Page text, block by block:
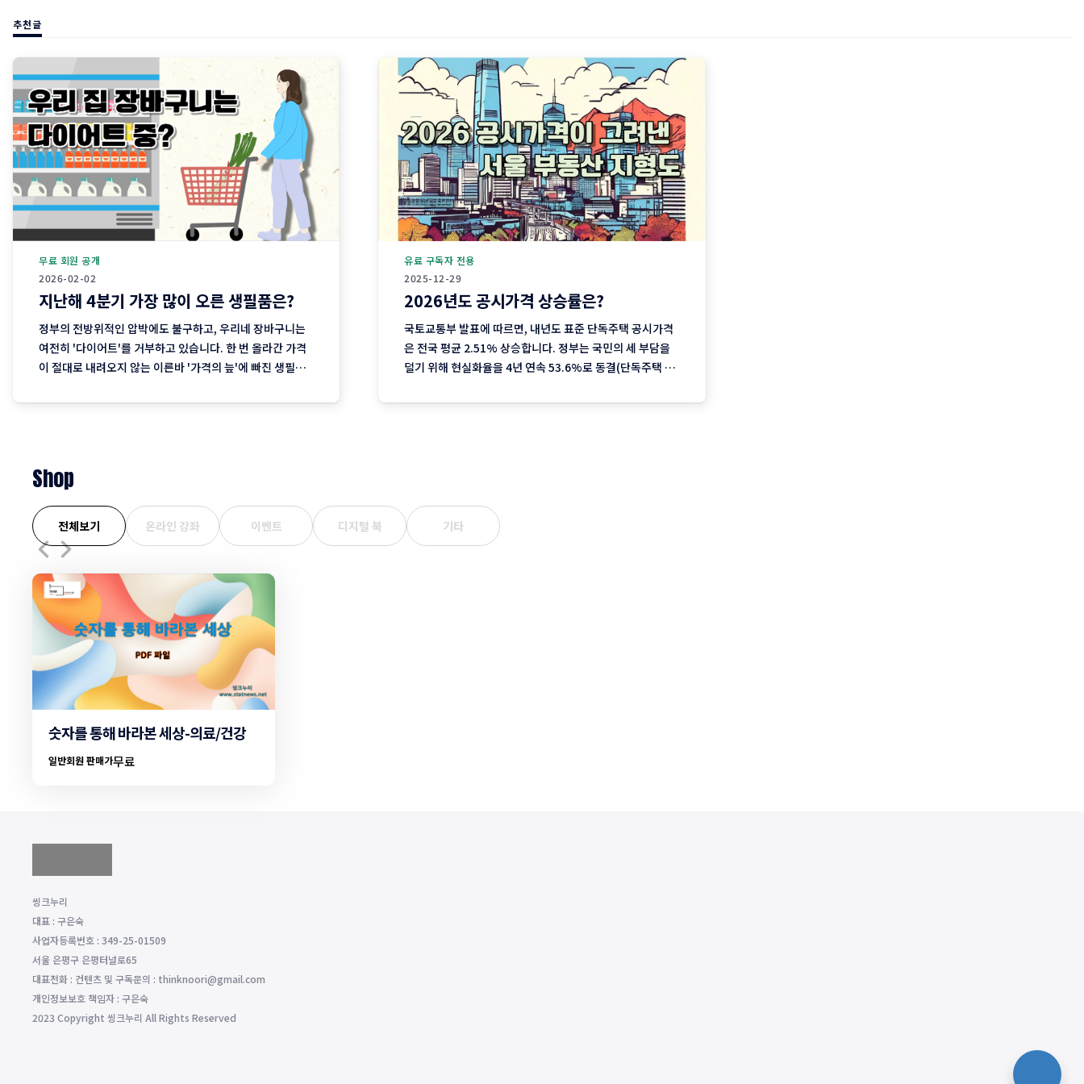
추천글
2026-02-02
무료 회원 공개
지난해 4분기 가장 많이 오른 생필품은?
정부의 전방위적인 압박에도 불구하고, 우리네 장바구니는
여전히 '다이어트'를 거부하고 있습니다. 한 번 올라간 가격
이 절대로 내려오지 않는 이른바 '가격의 늪'에 빠진 생필품
담, 이제는 '팩트'가 된 장바구니의 비명 퇴근길 마트에 들러
2025-12-29
유료 구독자 전용
2026년도 공시가격 상승률은?
국토교통부 발표에 따르면, 내년도 표준 단독주택 공시가격
은 전국 평균 2.51% 상승합니다. 정부는 국민의 세 부담을
덜기 위해 현실화율을 4년 연속 53.6%로 동결(단독주택 기
2023년 이후 3년째 오름폭이 커지는 추세입니다. 1. 지역별
Shop
전체보기 온라인 강좌 이벤트 디지털 북 기타
숫자를 통해 바라본 세상-의료/건강
일반회원 판매가무료
씽크누리
대표 : 구은숙
사업자등록번호 : 349-25-01509
서울 은평구 은평터널로65
대표전화 : 컨텐츠 및 구독문의 : thinknoori@gmail.com
개인정보보호 책임자 : 구은숙
2023 Copyright 씽크누리 All Rights Reserved